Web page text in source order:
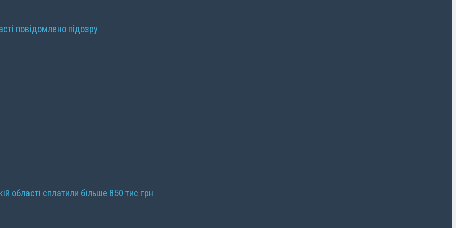
повідомлено підозру
області сплатили більше 850 тис грн